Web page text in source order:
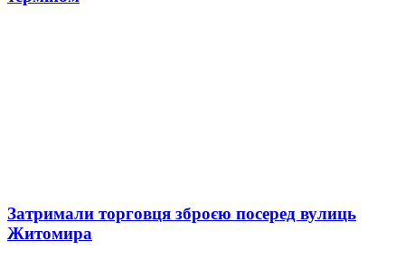
Затримали торговця зброєю посеред вулиць
Житомира